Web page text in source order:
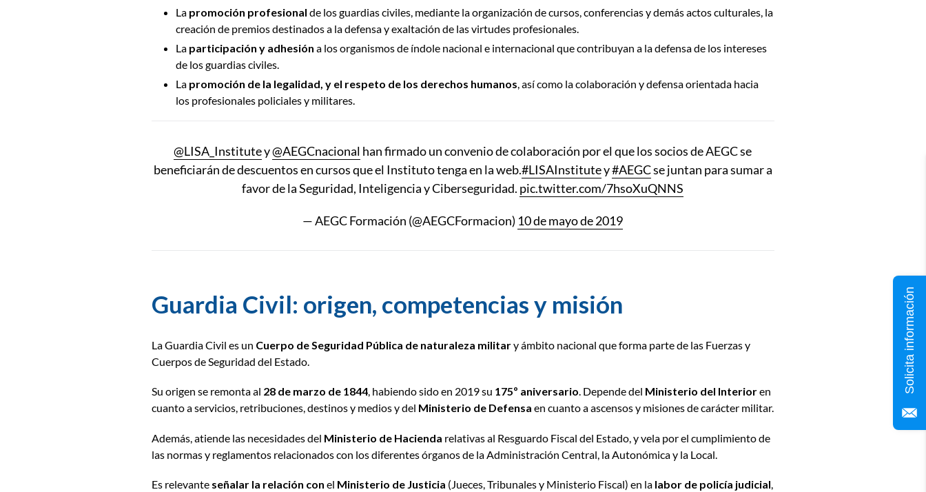
La promoción profesional de los guardias civiles, mediante la organización de cursos, conferencias y demás actos culturales, la
creación de premios destinados a la defensa y exaltación de las virtudes profesionales.
La participación y adhesión a los organismos de índole nacional e internacional que contribuyan a la defensa de los intereses
de los guardias civiles.
La promoción de la legalidad, y el respeto de los derechos humanos , así como la colaboración y defensa orientada hacia
los profesionales policiales y militares.
@LISA_Institutey@AEGCnacional han firmado un convenio de colaboración por el que los socios de AEGC se
beneficiarán de descuentos en cursos que el Instituto tenga en la web.#LISAInstitutey#AEGCse juntan para sumar a
favor de la Seguridad, Inteligencia y Ciberseguridad. pic.twitter.com/7hsoXuQNNS
— AEGC Formación (@AEGCFormacion) 10 de mayo de 2019
Guardia Civil: origen, competencias y misión
La Guardia Civil es un Cuerpo de Seguridad Pública de naturaleza military ámbito nacional que forma parte de las Fuerzas y
Cuerpos de Seguridad del Estado.
Su origen se remonta al 28 de marzo de 1844, habiendo sido en 2019 su 175º aniversario. Depende del Ministerio del Interioren
cuanto a servicios, retribuciones, destinos y medios y del Ministerio de Defensa en cuanto a ascensos y misiones de carácter militar.
Además, atiende las necesidades del Ministerio de Hacienda relativas al Resguardo Fiscal del Estado, y vela por el cumplimiento de
las normas y reglamentos relacionados con los diferentes órganos de la Administración Central, la Autonómica y la Local.
Es relevante señalar la relación con el Ministerio de Justicia (Jueces, Tribunales y Ministerio Fiscal) en la labor de policía judicial,
Solicita información